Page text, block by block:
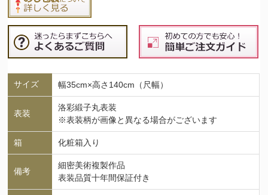
サイズ 幅35cm×高さ140cm（尺幅）
表装
洛彩緞子丸表装
※表装柄が画像と異なる場合がございます
箱 化粧箱入り
備考
細密美術複製作品
表装品質十年間保証付き